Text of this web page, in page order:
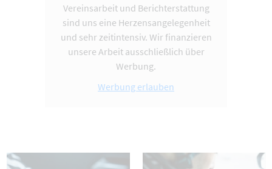
Vereinsarbeit und Berichterstattung
sind uns eine Herzensangelegenheit
und sehr zeitintensiv. Wir finanzieren
unsere Arbeit ausschließlich über
Werbung.
Werbung erlauben